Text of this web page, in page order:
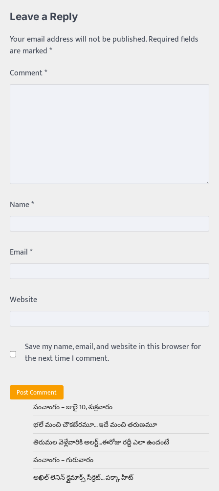
Leave a Reply
Your email address will not be published.Required fields
are marked*
Comment*
Name*
Email*
Website
Save my name, email, and website in this browser for
the next time I comment.
పంచాంగం – జులై 10, శుక్రవారం
భలే మంచి చౌకబేరమూ… ఇదే మంచి తరుణమూ
తిరుమల వెళ్లేవారికి అలర్ట్‌…ఈరోజు రద్దీ ఎలా ఉందంటే
పంచాంగం – గురువారం
అఖిల్‌ లెనిన్ క్లైమాక్స్‌ సీక్రెట్‌… పక్కా హిట్‌
3
Balachander 22/05/2026
భారత ఆటోమొబైల్ చరిత్రలో మధ్యతరగతి కుటుంబాల
Balachander 15/04/2026
అందమైన అమ్మాయిని పుత్తడి బొమ్మఅని లేదా బాపూ
అందంగా ఉంటారనే నానుడి…
Balachander
ఉత్తర ప్రదేశ్‌లోని ఝాన్సీ జిల్లాలో ఒక వింతైన రోడ్డు
ప్రమాదం చోటుచేసుకుంది. ఝాన్సీ–కాన్పూర్ జాతీయ
రహదారిపై వేల సంఖ్యలో బీరు…
Trending
అక్కడ ఆదివారం బట్టలు ఉతికితే…జైలుకే